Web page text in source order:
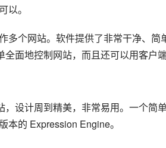
以。
多个网站。软件提供了非常干净、
面地控制网站，而且还可以用客户
设计周到精美，非常易用。一个简
本的 Expression Engine。